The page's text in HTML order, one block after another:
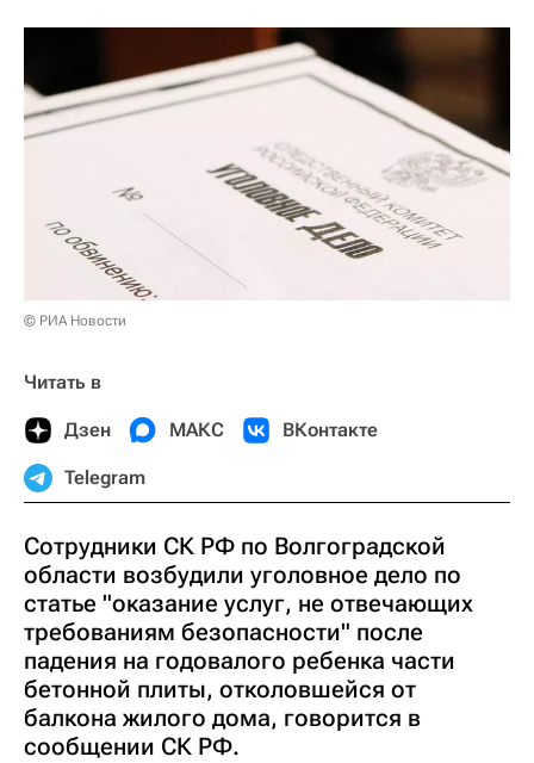
© РИА Новости
Читать в
Дзен МАКС ВКонтакте
Telegram
Сотрудники СК РФ по Волгоградской
области возбудили уголовное дело по
статье "оказание услуг, не отвечающих
требованиям безопасности" после
падения на годовалого ребенка части
бетонной плиты, отколовшейся от
балкона жилого дома, говорится в
сообщении СК РФ.